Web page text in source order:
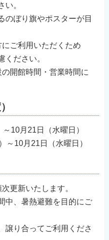
い。
のぼり旗やポスターが目
にご利用いただくため
ください。
の開館時間・営業時間に
10月21日（水曜日）
～10月21日（水曜日）
更新いたします。
中、暑熱避難を目的にご
譲り合ってご利用くださ